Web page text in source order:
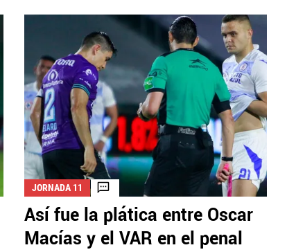
JORNADA 11
Así fue la plática entre Oscar
Macías y el VAR en el penal